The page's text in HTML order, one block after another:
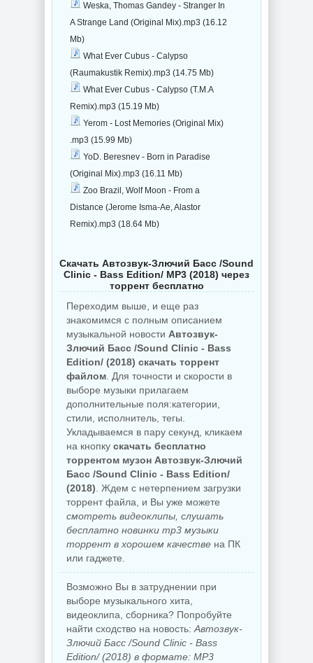
Weska, Thomas Gandey - Stranger In
A Strange Land (Original Mix).mp3 (16.12
Mb)
What Ever Cubus - Calypso
(Raumakustik Remix).mp3 (14.75 Mb)
What Ever Cubus - Calypso (T.M.A
Remix).mp3 (15.19 Mb)
Yerom - Lost Memories (Original Mix)
.mp3 (15.99 Mb)
YoD. Beresnev - Born in Paradise
(Original Mix).mp3 (16.11 Mb)
Zoo Brazil, Wolf Moon - From a
Distance (Jerome Isma-Ae, Alastor
Remix).mp3 (18.64 Mb)
Скачать Автозвук-Злючий Басс /Sound
Clinic - Bass Edition/ MP3 (2018) через
торрент бесплатно
Переходим выше, и еще раз
знакомимся с полным описанием
музыкальной новости Автозвук-
Злючий Басс /Sound Clinic - Bass
Edition/ (2018) скачать торрент
файлом . Для точности и скорости в
выборе музыки прилагаем
дополнительные поля:категории,
стили, исполнитель, тегы.
Укладываемся в пару секунд, кликаем
на кнопку скачать бесплатно
торрентом музон Автозвук-Злючий
Басс /Sound Clinic - Bass Edition/
(2018) . Ждем с нетерпением загрузки
торрент файла, и Вы уже можете
смотреть видеоклипы, слушать
бесплатно новинки mp3 музыки
торрент в хорошем качестве на ПК
или гаджете.
Возможно Вы в затруднении при
выборе музыкального хита,
видеоклипа, сборника? Попробуйте
найти сходство на новость: Автозвук-
Злючий Басс /Sound Clinic - Bass
Edition/ (2018) в формате: MP3